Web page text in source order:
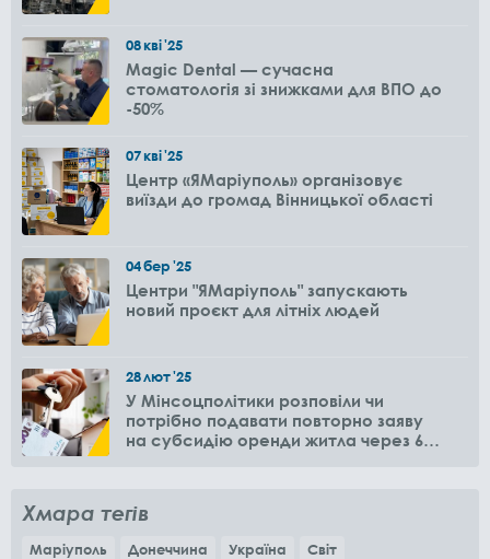
08кві'25
Magic Dental — сучасна
стоматологія зі знижками для ВПО до
-50%
07кві'25
Центр «ЯМаріуполь» організовує
виїзди до громад Вінницької області
04бер'25
Центри "ЯМаріуполь" запускають
новий проєкт для літніх людей
28лют'25
У Мінсоцполітики розповіли чи
потрібно подавати повторно заяву
на субсидію оренди житла через 6
Хмара тегів
Маріуполь Донеччина Україна
Світ